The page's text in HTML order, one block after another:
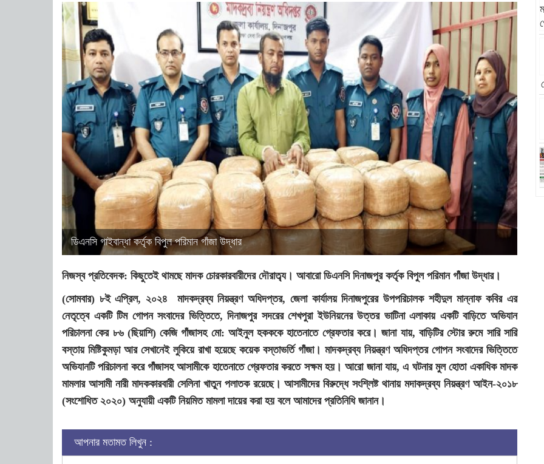
ডিএনসি গাইবান্ধা কর্তৃক বিপুল পরিমান গাঁজা উদ্ধার
নিজস্ব প্রতিবেদক: কিছুতেই থামছে মাদক চোরকারবারীদের দৌরাত্ব্য। আবারো ডিএনসি দিনাজপুর কর্তৃক বিপুল পরিমান গাঁজা উদ্ধার।
(সোমবার) ৮ই এপ্রিল, ২০২৪ মাদকদ্রব্য নিয়ন্ত্রণ অধিদপ্তর, জেলা কার্যালয় দিনাজপুরের উপপরিচালক শহীদুল মান্নাফ কবির এর
নেতৃত্বে একটি টিম গোপন সংবাদের ভিত্তিতে, দিনাজপুর সদরের শেখপুরা ইউনিয়নের উত্তর ভাটিনা এলাকায় একটি বাড়িতে অভিযান
পরিচালনা কের ৮৬ (ছিয়াশি) কেজি গাঁজাসহ মো: আইনুল হকককে হাতেনাতে গ্রেফতার করে। জানা যায়, বাড়িটির স্টোর রুমে সারি সারি
বস্তায় মিষ্টিকুমড়া আর সেখানেই লুকিয়ে রাখা হয়েছে কয়েক বস্তাভর্তি গাঁজা। মাদকদ্রব্য নিয়ন্ত্রণ অধিদপ্তর গোপন সংবাদের ভিত্তিতে
অভিযানটি পরিচালনা করে গাঁজাসহ আসামীকে হাতেনাতে গ্রেফতার করতে সক্ষম হয়। আরো জানা যায়, এ ঘটনার মুল হোতা একাধিক মাদক
মামলার আসামী নারী মাদককারবারী সেলিনা খাতুন পলাতক রয়েছে। আসামীদের বিরুদ্ধে সংশ্লিষ্ট থানায় মদাকদ্রব্য নিয়ন্ত্রণ আইন-২০১৮
(সংশোধিত ২০২০) অনুযায়ী একটি নিয়মিত মামলা দায়ের করা হয় বলে আমাদের প্রতিনিধি জানান।
আপনার মতামত লিখুন :